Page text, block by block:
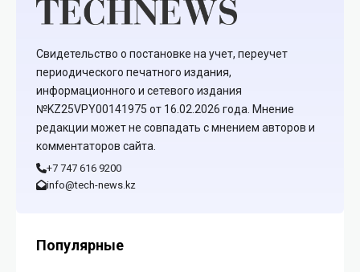
Свидетельство о постановке на учет, переучет
периодического печатного издания,
информационного и сетевого издания
№KZ25VPY00141975 от 16.02.2026 года. Мнение
редакции может не совпадать с мнением авторов и
комментаторов сайта.
+7 747 616 9200
info@tech-news.kz
Популярные